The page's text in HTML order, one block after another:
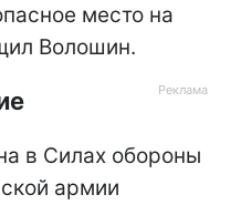
место на
Волошин.
в Силах обороны
армии